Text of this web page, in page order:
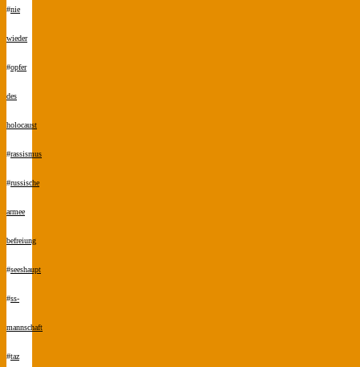
#nie
wieder
#opfer
des
holocaust
#rassismus
#russische
armee
befreiung
#seeshaupt
#ss-
mannschaft
#taz